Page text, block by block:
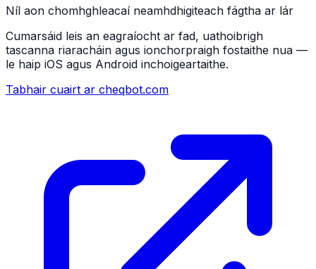
Níl aon chomhghleacaí neamhdhigiteach fágtha ar lár
Cumarsáid leis an eagraíocht ar fad, uathoibrigh
tascanna riaracháin agus ionchorpraigh fostaithe nua —
le haip iOS agus Android inchoigeartaithe.
Tabhair cuairt ar cheqbot.com